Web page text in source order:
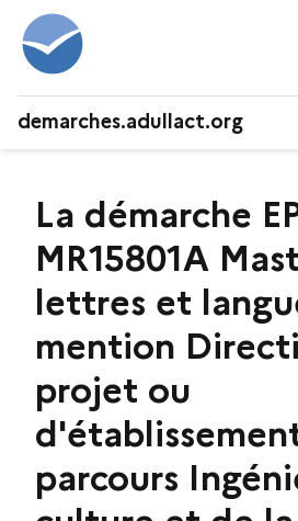
demarches.adullact.org
La démarche
MR15801A
lettres et
mention
projet ou
parcours